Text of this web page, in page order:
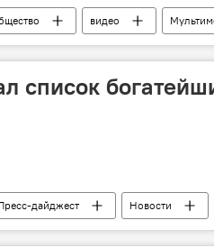
видео
битва
список
дайджест Новости